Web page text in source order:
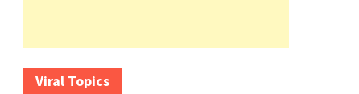
Viral Topics